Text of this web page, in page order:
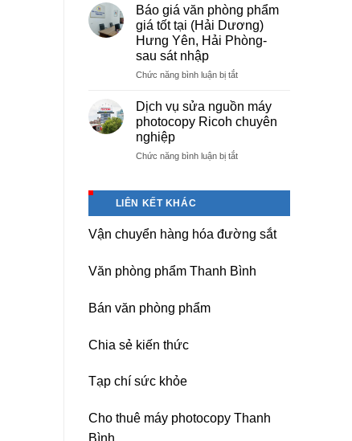
cho
học
sinh,
sinh
văn
công
ty
tại
KCN
Tam
Dương
Vĩnh
máy
photocopy
tại
Nam,
sau
sát
Báo giá văn phòng phẩm
giá tốt tại (Hải Dương)
Hưng Yên, Hải Phòng-
sau sát nhập
Chức năng bình luận bị tắtở
văn
phòng
giá
Yên,
Phòng-
sau
Dịch vụ sửa nguồn máy
photocopy Ricoh chuyên
nghiệp
Chức năng bình luận bị tắtở
photocopy
chuyên
nghiệp
LIÊN KẾT KHÁC
Vận chuyển hàng hóa đường sắt
Văn phòng phẩm Thanh Bình
Bán văn phòng phẩm
Chia sẻ kiến thức
Tạp chí sức khỏe
Cho thuê máy photocopy Thanh